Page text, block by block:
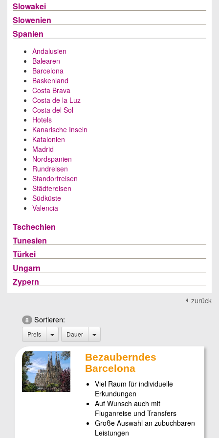
Slowakei
Slowenien
Spanien
Andalusien
Balearen
Barcelona
Baskenland
Costa Brava
Costa de la Luz
Costa del Sol
Hotels
Kanarische Inseln
Katalonien
Madrid
Nordspanien
Rundreisen
Standortreisen
Städtereisen
Südküste
Valencia
Tschechien
Tunesien
Türkei
Ungarn
Zypern
zurück
8 Sortieren:
Preis Dauer
Bezauberndes
Barcelona
Viel Raum für individuelle
Erkundungen
Auf Wunsch auch mit
Fluganreise und Transfers
Große Auswahl an zubuchbaren
Leistungen